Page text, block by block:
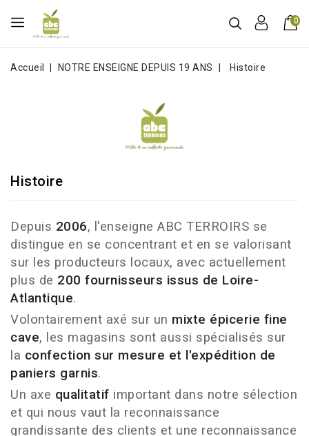
0
Accueil NOTRE ENSEIGNE DEPUIS 19 ANS Histoire
Histoire
Depuis 2006, l'enseigne ABC TERROIRS se
distingue en se concentrant et en se valorisant
sur les producteurs locaux, avec actuellement
plus de 200 fournisseurs issus de Loire-
Atlantique.
Volontairement axé sur un mixte épicerie fine
cave, les magasins sont aussi spécialisés sur
la confection sur mesure et l'expédition de
paniers garnis.
Un axe qualitatif important dans notre sélection
et qui nous vaut la reconnaissance
grandissante des clients et une reconnaissance